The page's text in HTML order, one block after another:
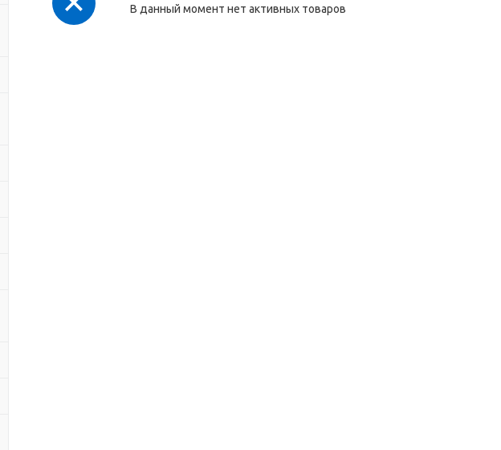
В данный момент нет активных товаров